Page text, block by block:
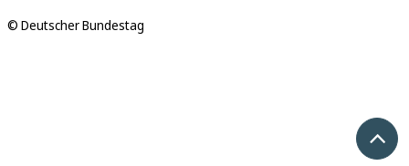
© Deutscher Bundestag